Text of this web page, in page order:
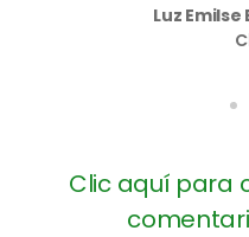
Luz
Clic aquí para